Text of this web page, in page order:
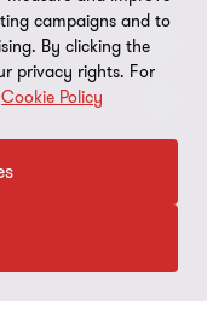
campaigns and to
By clicking the
privacy rights. For
Cookie Policy